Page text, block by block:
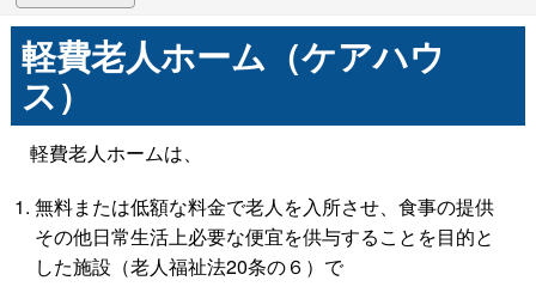
軽費老人ホーム（ケアハウ
ス）
軽費老人ホームは、
無料または低額な料金で老人を入所させ、食事の提供
その他日常生活上必要な便宜を供与することを目的と
した施設（老人福祉法20条の６）で